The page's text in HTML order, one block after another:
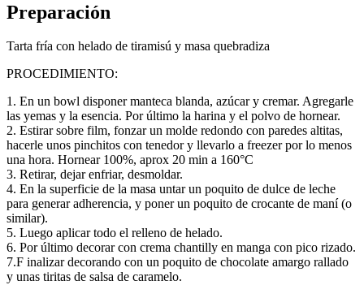
Preparación
Tarta fría con helado de tiramisú y masa quebradiza
PROCEDIMIENTO:
1. En un bowl disponer manteca blanda, azúcar y cremar. Agregarle
las yemas y la esencia. Por último la harina y el polvo de hornear.
2. Estirar sobre film, fonzar un molde redondo con paredes altitas,
hacerle unos pinchitos con tenedor y llevarlo a freezer por lo menos
una hora. Hornear 100%, aprox 20 min a 160°C
3. Retirar, dejar enfriar, desmoldar.
4. En la superficie de la masa untar un poquito de dulce de leche
para generar adherencia, y poner un poquito de crocante de maní (o
similar).
5. Luego aplicar todo el relleno de helado.
6. Por último decorar con crema chantilly en manga con pico rizado.
7.F inalizar decorando con un poquito de chocolate amargo rallado
y unas tiritas de salsa de caramelo.